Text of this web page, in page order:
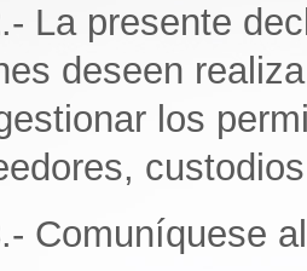
.- La presente
deseen
los
.- Comuníquese